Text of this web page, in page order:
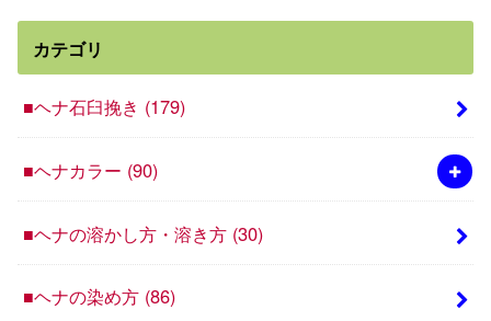
カテゴリ
■ヘナ石臼挽き (179)
■ヘナカラー (90)
■ヘナの溶かし方・溶き方 (30)
■ヘナの染め方 (86)